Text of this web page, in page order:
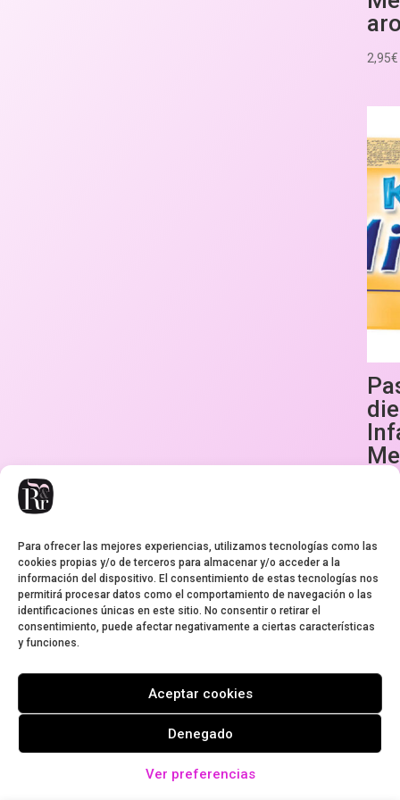
Para ofrecer las mejores experiencias, utilizamos tecnologías como las
cookies propias y/o de terceros para almacenar y/o acceder a la
información del dispositivo. El consentimiento de estas tecnologías nos
permitirá procesar datos como el comportamiento de navegación o las
identificaciones únicas en este sitio. No consentir o retirar el
consentimiento, puede afectar negativamente a ciertas características
y funciones.
Aceptar cookies
Denegado
Ver preferencias
2,95€
Aviso legal Condiciones de envío
Cookies
Política de privacidad
Pedidos y devoluciones
Condiciones de contratación del envío
Cosmética de Rosas - Rose&rose